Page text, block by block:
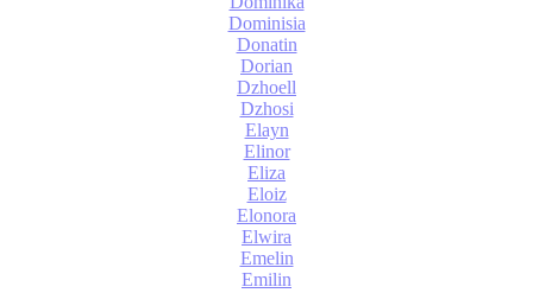
Dominisia
Donatin
Dorian
Dzhoell
Dzhosi
Elayn
Elinor
Eliza
Eloiz
Elonora
Elwira
Emelin
Emilin